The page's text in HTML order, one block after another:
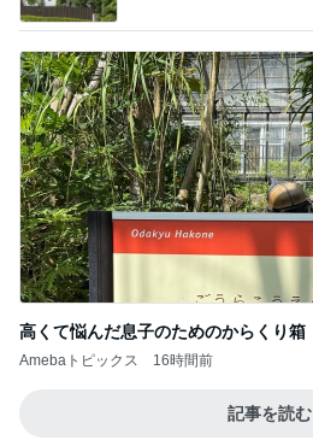
高くて悩んだ息子のためのからくり箱
Amebaトピックス 16時間前
記事を読む